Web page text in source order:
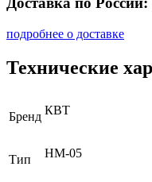
подробнее о доставке
Технические
Бренд КВТ
Тип НМ-05